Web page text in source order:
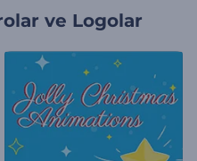
ve Logolar